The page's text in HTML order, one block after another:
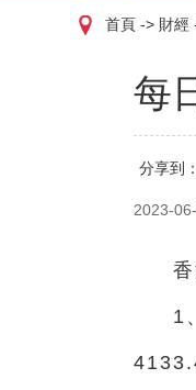
首頁 -> 財經
每
分享到：
2023-
1